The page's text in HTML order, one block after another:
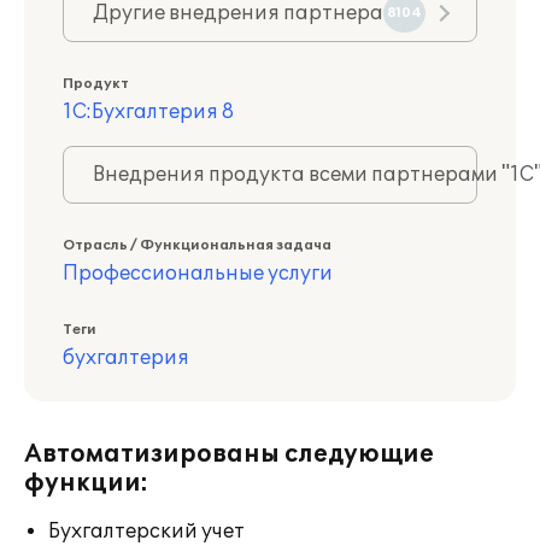
Другие внедрения партнера 8104
Продукт
1С:Бухгалтерия 8
Внедрения продукта всеми партнерами
Отрасль / Функциональная задача
Профессиональные услуги
Теги
бухгалтерия
Автоматизированы следующие
функции:
Бухгалтерский учет